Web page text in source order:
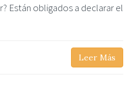
Están obligados a declarar el
Leer Más